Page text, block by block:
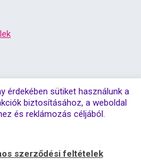
festékbolt debrecen, és
jog fenntartva!
érdekében sütiket használunk a
biztosításához, a weboldal
és reklámozás céljából.
szerződési feltételek